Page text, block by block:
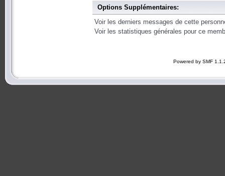
Options Supplémentaires:
Voir les derniers messages de cette
Voir les statistiques générales pour ce
Powered by SMF